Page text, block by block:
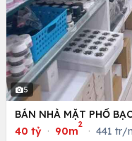
5
BÁN NHÀ MẶT PHỐ
40 tỷ · 90m
2
· 441 tr/